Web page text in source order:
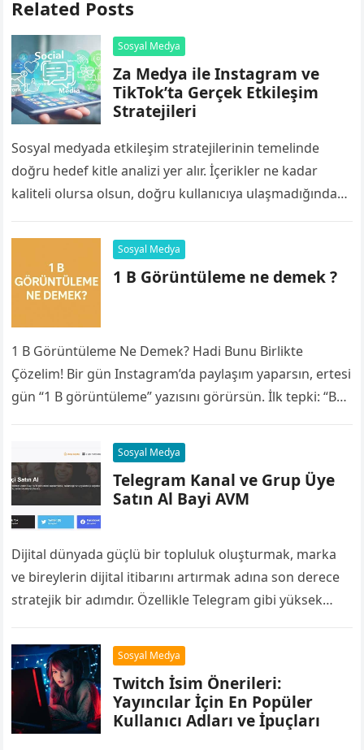
Related Posts
Sosyal Medya
Za Medya ile Instagram ve
TikTok’ta Gerçek Etkileşim
Stratejileri
Sosyal medyada etkileşim stratejilerinin temelinde
doğru hedef kitle analizi yer alır. İçerikler ne kadar
kaliteli olursa olsun, doğru kullanıcıya ulaşmadığında
platformlarında…
Sosyal Medya
1 B Görüntüleme ne demek ?
1 B Görüntüleme Ne Demek? Hadi Bunu Birlikte
Çözelim! Bir gün Instagram’da paylaşım yaparsın, ertesi
gün “1 B görüntüleme” yazısını görürsün. İlk tepki: “Ben
Sosyal Medya
Telegram Kanal ve Grup Üye
Satın Al Bayi AVM
Dijital dünyada güçlü bir topluluk oluşturmak, marka
ve bireylerin dijital itibarını artırmak adına son derece
stratejik bir adımdır. Özellikle Telegram gibi yüksek
Sosyal Medya
Twitch İsim Önerileri:
Yayıncılar İçin En Popüler
Kullanıcı Adları ve İpuçları